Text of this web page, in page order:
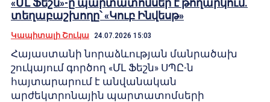
«ՄԼ Ֆեշն»-ը պարտատոմսեր է թողարկում.
տեղաբաշխողը՝ «Կուբ Ինվեսթ»
Կապիտալի Շուկա 24.07.2026 15:03
Հայաստանի նորաձևության մանրածախ
շուկայում գործող «ՄԼ Ֆեշն» ՍՊԸ-ն
հայտարարում է անվանական
արժեկտրոնային պարտատոմսերի